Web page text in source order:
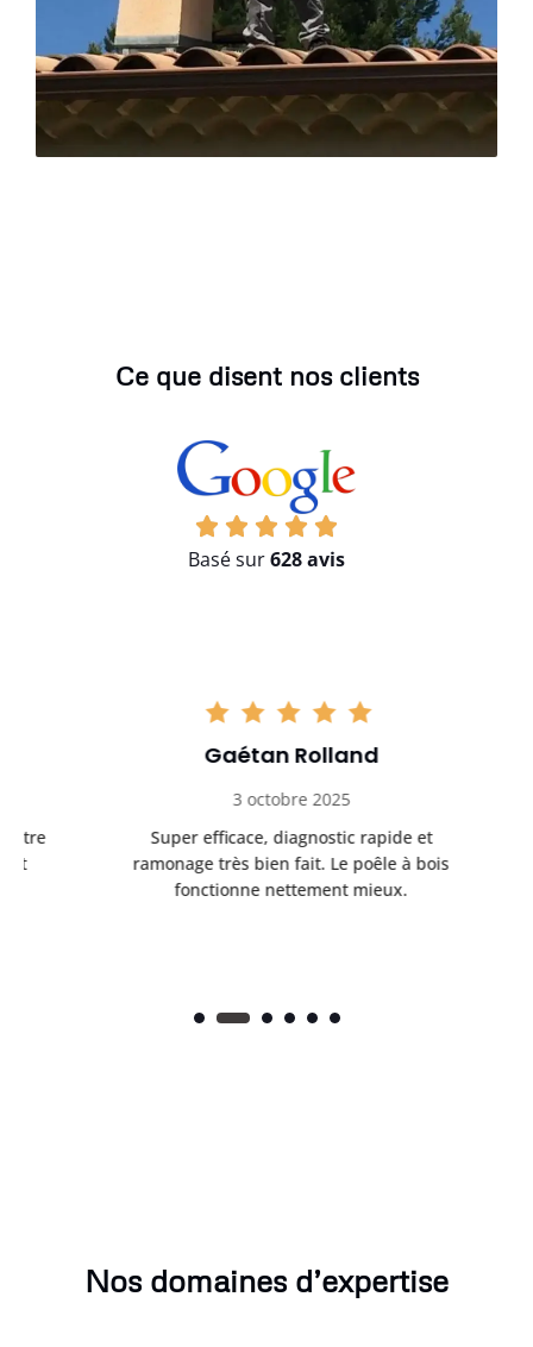
Ce que disent nos clients
Basé sur628 avis
Gaétan Rolland
3 octobre 2025
Super efficace, diagnostic rapide et
ramonage très bien fait. Le poêle à bois
fonctionne nettement mieux.
Nos domaines d’expertise